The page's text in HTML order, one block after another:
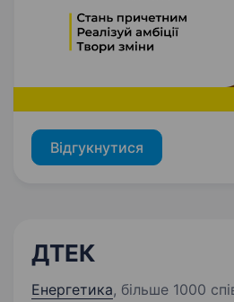
Відгукнутися
ДТЕК
Енергетика, більше 1000